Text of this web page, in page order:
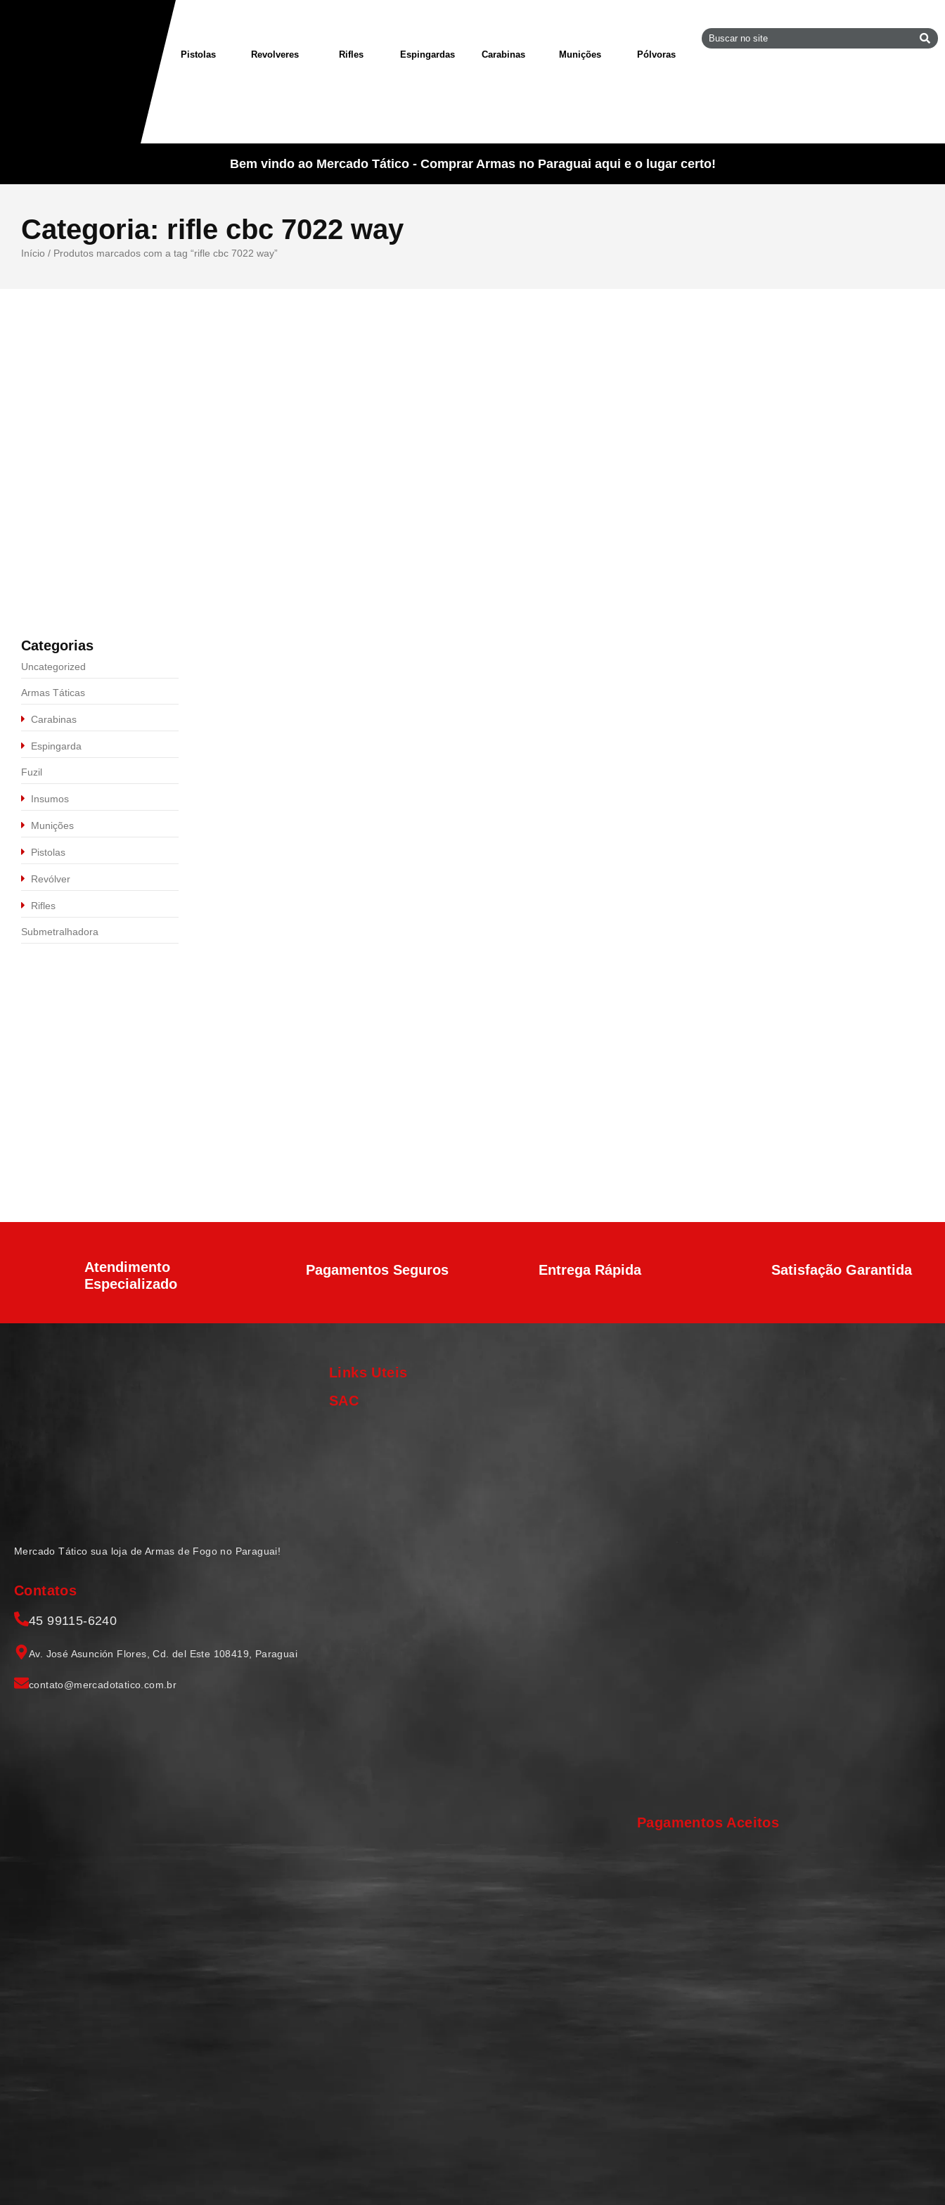
Pistolas Revolveres Rifles Espingardas Carabinas Munições Pólvoras
Bem vindo ao Mercado Tático - Comprar Armas no Paraguai aqui e o lugar certo!
Categoria: rifle cbc 7022 way
Início / Produtos marcados com a tag “rifle cbc 7022 way”
Categorias
Uncategorized
Armas Táticas
Carabinas
Espingarda
Fuzil
Insumos
Munições
Pistolas
Revólver
Rifles
Submetralhadora
Atendimento
Especializado
Pagamentos Seguros Entrega Rápida Satisfação Garantida
Mercado Tático sua loja de Armas de Fogo no Paraguai!
Contatos
45 99115-6240
Av. José Asunción Flores, Cd. del Este 108419, Paraguai
contato@mercadotatico.com.br
Links Uteis
SAC
Pagamentos Aceitos